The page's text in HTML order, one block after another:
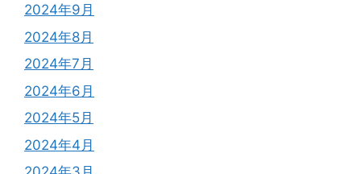
2024年9月
2024年8月
2024年7月
2024年6月
2024年5月
2024年4月